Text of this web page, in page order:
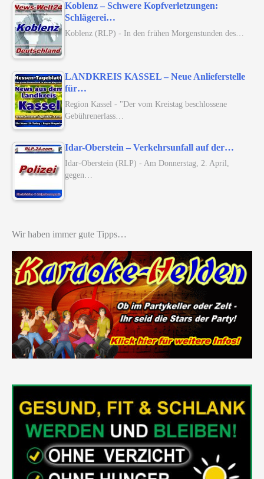
Koblenz – Schwere Kopfverletzungen:
Schlägerei…
Koblenz (RLP) - In den frühen Morgenstunden des…
LANDKREIS KASSEL – Neue Anlieferstelle
für…
Region Kassel - "Der vom Kreistag beschlossene
Gebührenerlass…
Idar-Oberstein – Verkehrsunfall auf der…
Idar-Oberstein (RLP) - Am Donnerstag, 2. April,
gegen…
Wir haben immer gute Tipps…